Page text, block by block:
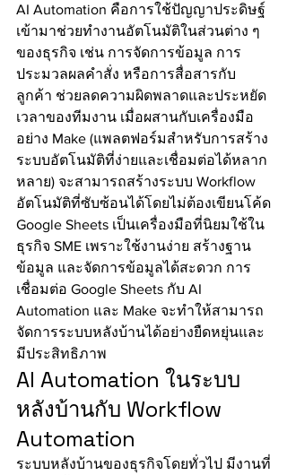
AI Automation คือการใช้ปัญญาประดิษฐ์
เข้ามาช่วยทำงานอัตโนมัติในส่วนต่าง ๆ
ของธุรกิจ เช่น การจัดการข้อมูล การ
ประมวลผลคำสั่ง หรือการสื่อสารกับ
ลูกค้า ช่วยลดความผิดพลาดและประหยัด
เวลาของทีมงาน เมื่อผสานกับเครื่องมือ
อย่าง Make (แพลตฟอร์มสำหรับการสร้าง
ระบบอัตโนมัติที่ง่ายและเชื่อมต่อได้หลาก
หลาย) จะสามารถสร้างระบบ Workflow
อัตโนมัติที่ซับซ้อนได้โดยไม่ต้องเขียนโค้ด
Google Sheets เป็นเครื่องมือที่นิยมใช้ใน
ธุรกิจ SME เพราะใช้งานง่าย สร้างฐาน
ข้อมูล และจัดการข้อมูลได้สะดวก การ
เชื่อมต่อ Google Sheets กับ AI
Automation และ Make จะทำให้สามารถ
จัดการระบบหลังบ้านได้อย่างยืดหยุ่นและ
มีประสิทธิภาพ
AI Automation ในระบบ
หลังบ้านกับ Workflow
Automation
ระบบหลังบ้านของธุรกิจโดยทั่วไป มีงานที่